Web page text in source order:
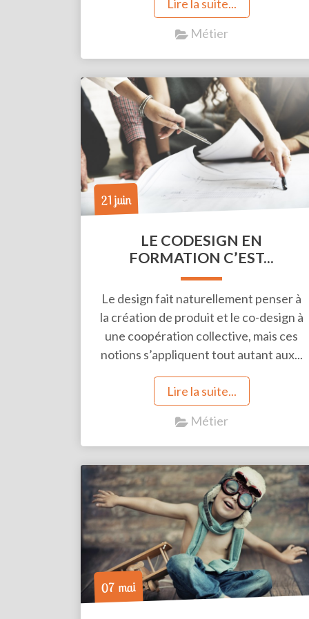
Lire la suite...
Métier
21 juin
LE CODESIGN EN
FORMATION C’EST...
Le design fait naturellement penser à
la création de produit et le co-design à
une coopération collective, mais ces
notions s’appliquent tout autant aux...
Lire la suite...
Métier
07 mai